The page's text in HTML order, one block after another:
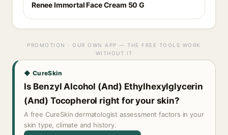
Renee Immortal Face Cream 50 G
PROMOTION · OUR OWN APP — THE FREE TOOLS WORK
WITHOUT IT
◆ CureSkin
Is Benzyl Alcohol (And) Ethylhexylglycerin
(And) Tocopherol right for your skin?
A free CureSkin dermatologist assessment factors in your
skin type, climate and history.